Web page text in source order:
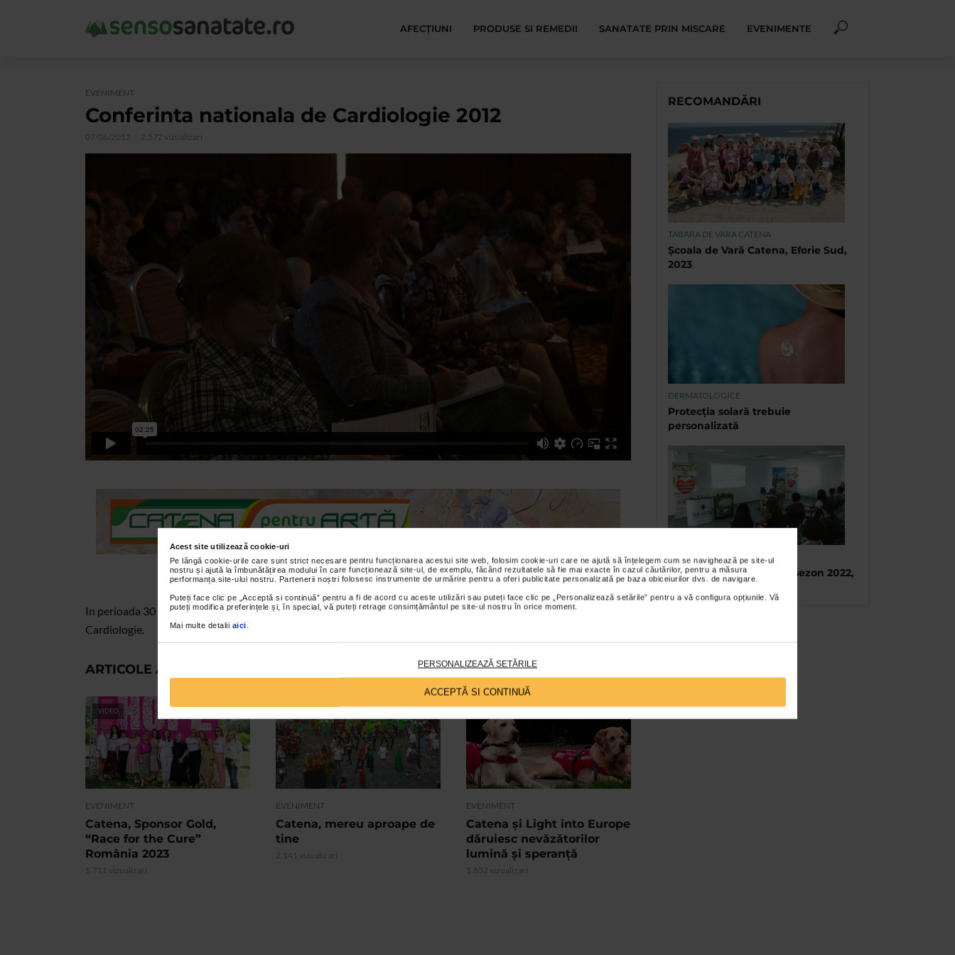
Acest site utilizează cookie-uri
Pe lângă cookie-urile care sunt strict necesare pentru funcționarea acestui site web, folosim cookie-uri care ne ajută să înțelegem cum se navighează pe site-ul
nostru și ajută la îmbunătățirea modului în care funcționează site-ul, de exemplu, făcând rezultatele să fie mai exacte în cazul căutărilor, pentru a măsura
performanța site-ului nostru. Partenerii noștri folosesc instrumente de urmărire pentru a oferi publicitate personalizată pe baza obiceiurilor dvs. de navigare.
Puteți face clic pe „Acceptă si continuă” pentru a fi de acord cu aceste utilizări sau puteți face clic pe „Personalizează setările” pentru a vă configura opțiunile. Vă
puteți modifica preferințele și, în special, vă puteți retrage consimțământul pe site-ul nostru în orice moment.
Mai multe detalii aici
PERSONALIZEAZĂ SETĂRILE
ACCEPTĂ SI CONTINUĂ
AFECŢIUNI PRODUSE SI REMEDII SANATATE PRIN MISCARE EVENIMENTE
EVENIMENT
Conferinta nationala de Cardiologie 2012
07/06/2012 2.572 vizualizari
In perioada 30 mai – 2 iunie 2012, la Crystal Palace Ballrooms din Bucuresti a avut loc Conferinta Nationala de
Cardiologie.
ARTICOLE ASEMANATOARE
VIDEO
EVENIMENT
Catena, Sponsor Gold,
“Race for the Cure”
România 2023
1.711 vizualizari
EVENIMENT
Catena, mereu aproape de
tine
2.141 vizualizari
EVENIMENT
Catena și Light into Europe
dăruiesc nevăzătorilor
lumină și speranță
1.832 vizualizari
RECOMANDĂRI
TABARA DE VARA CATENA
Școala de Vară Catena, Eforie Sud,
2023
DERMATOLOGICE
Protecția solară trebuie
personalizată
TABARA DE VARA CATENA
Tabara de vara, final de sezon 2022,